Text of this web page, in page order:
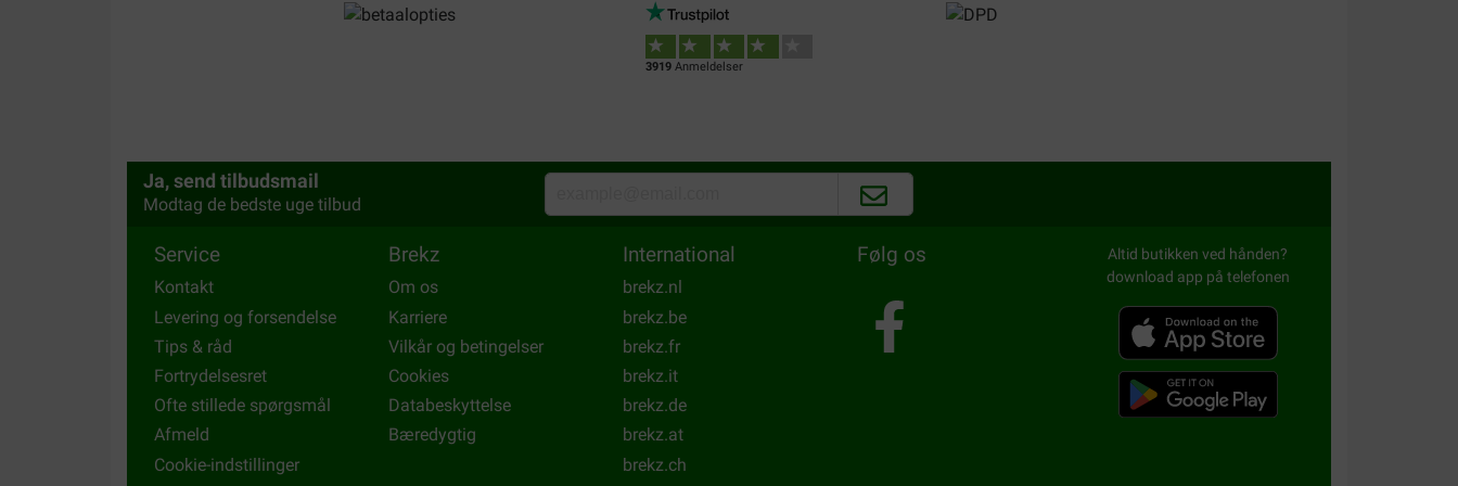
Niets bijzonders te melden. Brekz.nl is gewoon goed!
Prima hondenvoer op basis van natuurlijke producten. Goede service en een
snelle levering ben al jaren klant.
3919Anmeldelser
Ja, send tilbudsmail
Modtag de bedste uge tilbud
Service
Kontakt
Levering og forsendelse
Tips & råd
Fortrydelsesret
Ofte stillede spørgsmål
Afmeld
Cookie-indstillinger
Brekz
Om os
Karriere
Vilkår og betingelser
Cookies
Databeskyttelse
Bæredygtig
International
brekz.nl
brekz.be
brekz.fr
brekz.it
brekz.de
brekz.at
brekz.ch
Følg os
Altid butikken ved hånden?
download app på telefonen